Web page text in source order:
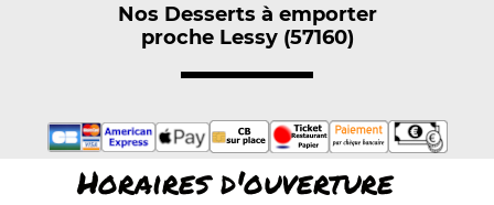
Nos Desserts à emporter
proche Lessy (57160)
Horaires d'ouverture